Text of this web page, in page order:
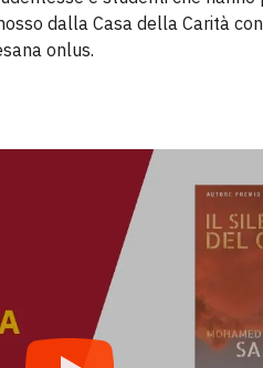
dalla Casa della Carità
onlus.